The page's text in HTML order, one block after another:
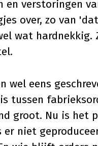
en verstoringen
over, zo van
wat hardnekkig.
wel eens
tussen
groot. Nu is het
er niet